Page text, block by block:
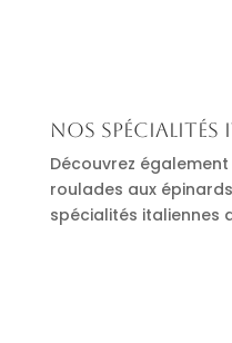
Nos spécialités
Découvrez
roulades aux
spécialités italiennes